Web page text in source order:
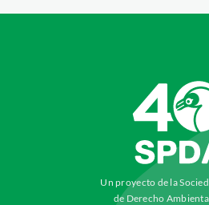
Un proyecto de la
de Derecho